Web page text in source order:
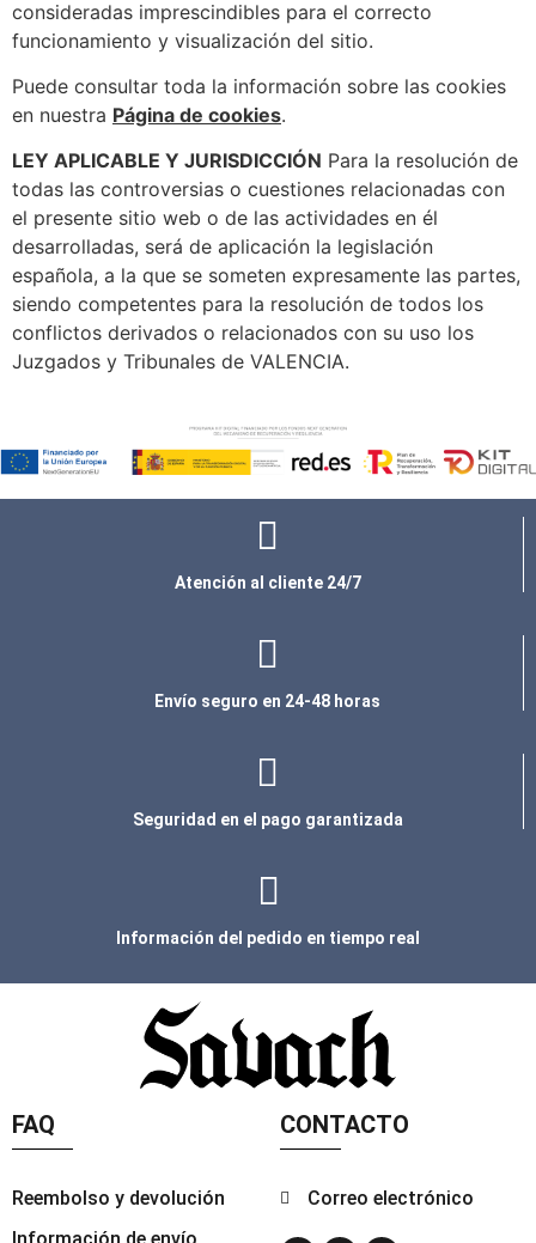
consideradas imprescindibles para el correcto
funcionamiento y visualización del sitio.
Puede consultar toda la información sobre las cookies
en nuestra Página de cookies.
LEY APLICABLE Y JURISDICCIÓN Para la resolución de
todas las controversias o cuestiones relacionadas con
el presente sitio web o de las actividades en él
desarrolladas, será de aplicación la legislación
española, a la que se someten expresamente las partes,
siendo competentes para la resolución de todos los
conflictos derivados o relacionados con su uso los
Juzgados y Tribunales de VALENCIA.
Atención al cliente 24/7
Envío seguro en 24-48 horas
Seguridad en el pago garantizada
Información del pedido en tiempo real
FAQ
Reembolso y devolución
CONTACTO
Correo electrónico